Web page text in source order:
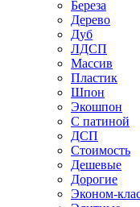
Береза
Дерево
Дуб
ЛДСП
Массив
Пластик
Шпон
Экошпон
С патиной
ДСП
Стоимость
Дешевые
Дорогие
Эконом-